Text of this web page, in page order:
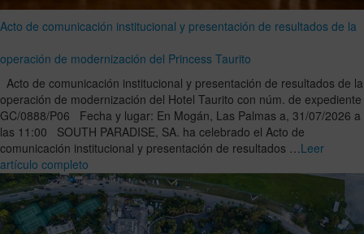
Acto de comunicación institucional y presentación de resultados de la
operación de modernización del Princess Taurito
Acto de comunicación institucional y presentación de resultados de la
operación de modernización del Hotel Taurito con núm. de expediente
GC/0888/P06 Fecha y lugar: En Mogán, Las Palmas a, 31/07/2026 a
las 11:00 SOUTH PARADISE, SA. ha celebrado el Acto de
comunicación institucional y presentación de resultados …Leer
artículo completo